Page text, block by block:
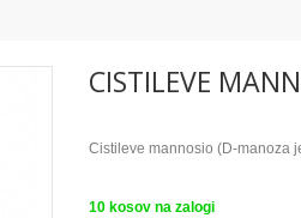
CISTILEVE
Cistileve mannosio (D-manoza
10 kosov na zalogi